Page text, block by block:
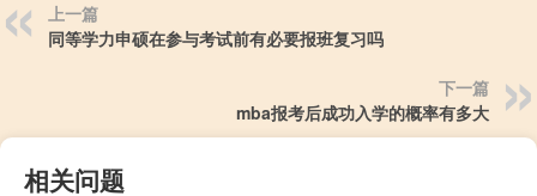
上一篇
同等学力申硕在参与考试前有必要报班复习吗
下一篇
mba报考后成功入学的概率有多大
相关问题